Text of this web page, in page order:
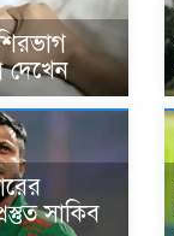
দেখেন
সাকিব